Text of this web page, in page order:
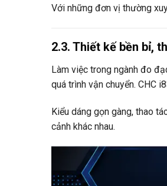
Với những đơn vị thường
2.3. Thiết kế bền bỉ,
Làm việc trong ngành đo
quá trình vận chuyển. CHC
Kiểu dáng gọn gàng, thao
cảnh khác nhau.